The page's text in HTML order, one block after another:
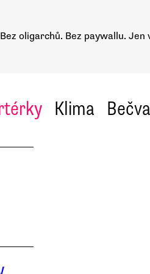
Bez oligarchů. Bez paywallu. Jen
Klima Bečva